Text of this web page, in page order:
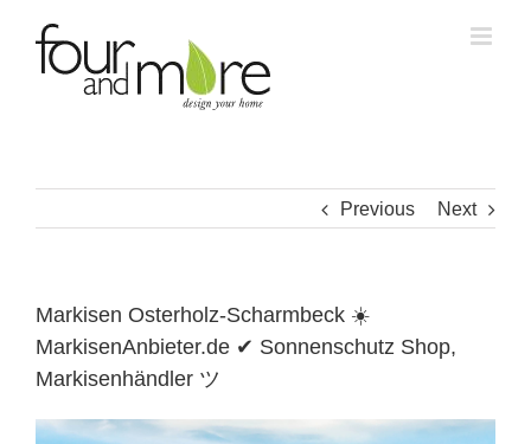
content
Previous Next
Markisen Osterholz-Scharmbeck ☀️
MarkisenAnbieter.de ✔ Sonnenschutz Shop,
Markisenhändler ツ